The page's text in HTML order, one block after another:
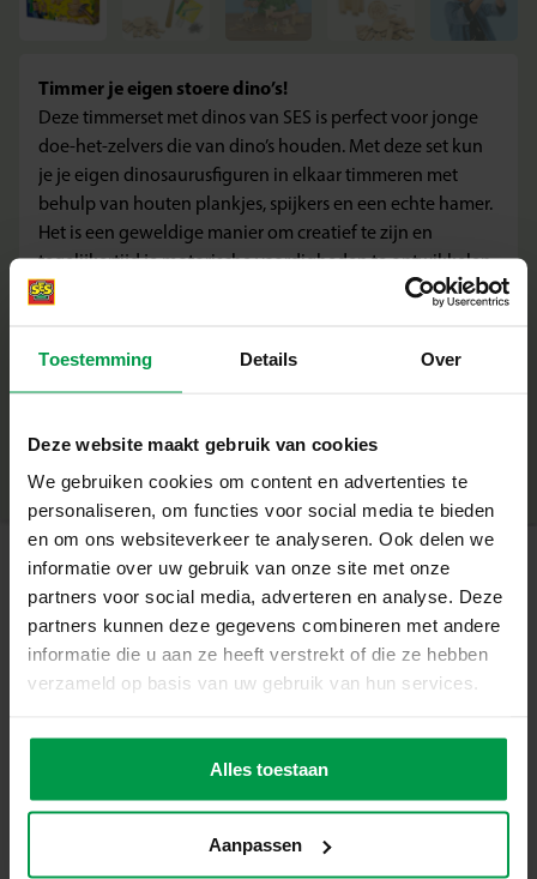
Toestemming Details Over
Deze website maakt gebruik van cookies
We gebruiken cookies om content en advertenties te
personaliseren, om functies voor social media te bieden
en om ons websiteverkeer te analyseren. Ook delen we
informatie over uw gebruik van onze site met onze
partners voor social media, adverteren en analyse. Deze
partners kunnen deze gegevens combineren met andere
informatie die u aan ze heeft verstrekt of die ze hebben
verzameld op basis van uw gebruik van hun services.
Alles toestaan
Aanpassen
Timmer je eigen stoere dino’s!
Deze timmerset met dinos van SES is perfect voor jonge
doe-het-zelvers die van dino’s houden. Met deze set kun
je je eigen dinosaurusfiguren in elkaar timmeren met
behulp van houten plankjes, spijkers en een echte hamer.
Het is een geweldige manier om creatief te zijn en
tegelijkertijd je motorische vaardigheden te ontwikkelen.
Waarom kiezen voor deze set?
Stimuleert de ontwikkeling van motoriek
Perfect voor jonge dino-liefhebbers vanaf 6 jaar
Met deze timmerset kunnen kinderen hun fantasie de
vrije loop laten en hun eigen dinosaurusfiguren maken.
De set bevat alles wat nodig is om meteen aan de slag te
gaan, inclusief houten plankjes in verschillende vormen
die je kunt timmeren tot stoere dino’s. Het gebruik van
spannender en realistischer.
Wat zit er in de doos?
Spijkers
+
Productnummer
00942
Deel dit product
Gerelateerde producten
Penselenset 3
3+